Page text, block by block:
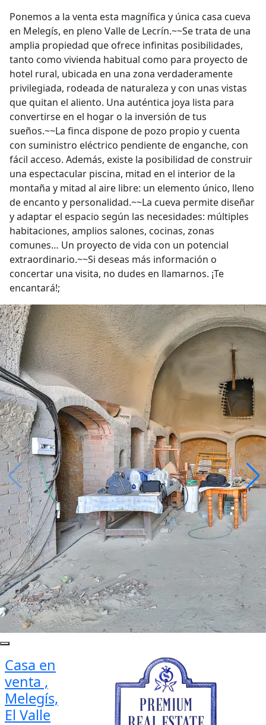
Ponemos a la venta esta magnífica y única casa cueva
en Melegís, en pleno Valle de Lecrín.~~Se trata de una
amplia propiedad que ofrece infinitas posibilidades,
tanto como vivienda habitual como para proyecto de
hotel rural, ubicada en una zona verdaderamente
privilegiada, rodeada de naturaleza y con unas vistas
que quitan el aliento. Una auténtica joya lista para
convertirse en el hogar o la inversión de tus
sueños.~~La finca dispone de pozo propio y cuenta
con suministro eléctrico pendiente de enganche, con
fácil acceso. Además, existe la posibilidad de construir
una espectacular piscina, mitad en el interior de la
montaña y mitad al aire libre: un elemento único, lleno
de encanto y personalidad.~~La cueva permite diseñar
y adaptar el espacio según las necesidades: múltiples
habitaciones, amplios salones, cocinas, zonas
comunes… Un proyecto de vida con un potencial
extraordinario.~~Si deseas más información o
concertar una visita, no dudes en llamarnos. ¡Te
encantará!;
Casa en
venta ,
Melegís,
El Valle